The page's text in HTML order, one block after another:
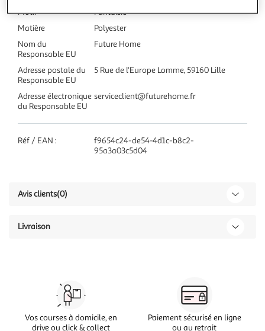
Motif
Fantaisie
Matière
Polyester
Nom du
Responsable EU
Future Home
Adresse postale du
Responsable EU
5 Rue de l'Europe Lomme, 59160 Lille
Adresse électronique
du Responsable EU
serviceclient@futurehome.fr
Réf / EAN :
f9654c24-de54-4d1c-b8c2-
95a3a03c5d04
Avis clients(0)
Livraison
Vos courses à domicile, en
drive ou click & collect
Paiement sécurisé en ligne
ou au retrait